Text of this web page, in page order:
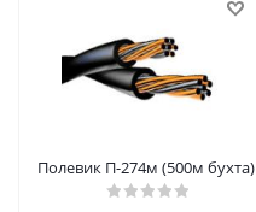
Полевик П-274м (500м бухта)